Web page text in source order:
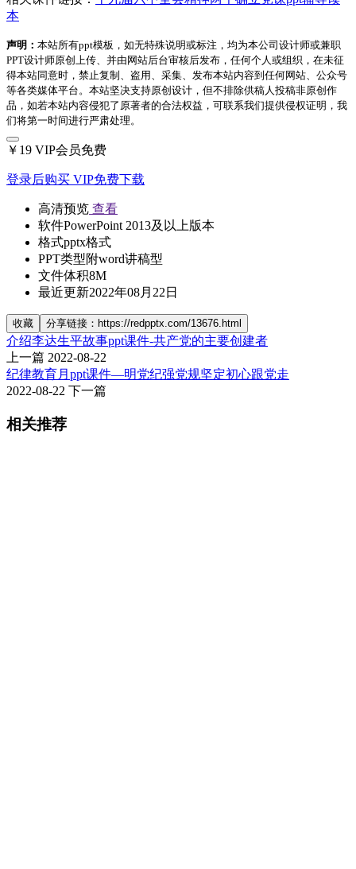
本
声明： 本站所有ppt模板，如无特殊说明或标注，均为本公司设计师或兼职
PPT设计师原创上传、并由网站后台审核后发布，任何个人或组织，在未征
得本站同意时，禁止复制、盗用、采集、发布本站内容到任何网站、公众号
等各类媒体平台。本站坚决支持原创设计，但不排除供稿人投稿非原创作
品，如若本站内容侵犯了原著者的合法权益，可联系我们提供侵权证明，我
们将第一时间进行严肃处理。
￥19 VIP会员免费
登录后购买 VIP免费下载
高清预览 查看
软件PowerPoint 2013及以上版本
格式pptx格式
PPT类型附word讲稿型
文件体积8M
最近更新2022年08月22日
收藏 分享链接：https://redpptx.com/13676.html
介绍李达生平故事ppt课件-共产党的主要创建者
上一篇 2022-08-22
纪律教育月ppt课件—明党纪强党规坚定初心跟党走
2022-08-22 下一篇
相关推荐